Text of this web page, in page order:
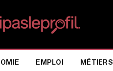
EMPLOI MÉTIERS